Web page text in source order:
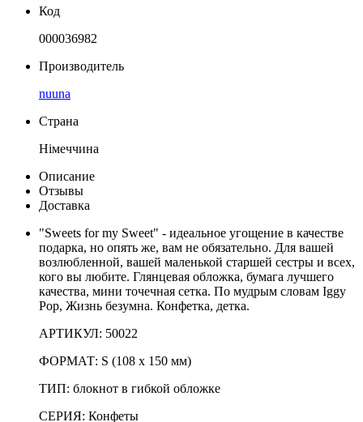
Код
000036982
Производитель
nuuna
Страна
Німеччина
Описание
Отзывы
Доставка
"Sweets for my Sweet" - идеальное угощение в качестве
подарка, но опять же, вам не обязательно. Для вашей
возлюбленной, вашей маленькой старшей сестры и всех,
кого вы любите. Глянцевая обложка, бумага лучшего
качества, мини точечная сетка. По мудрым словам Iggy
Pop, Жизнь безумна. Конфетка, детка.
АРТИКУЛ: 50022
ФОРМАТ: S (108 x 150 мм)
ТИП: блокнот в гибкой обложке
СЕРИЯ: Конфеты